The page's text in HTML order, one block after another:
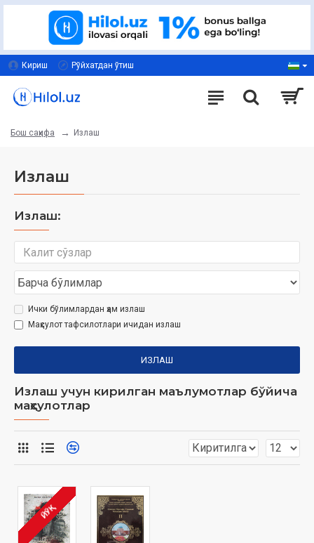
Кириш Рўйхатдан ўтиш
Бош саҳифа Излаш
Излаш
Излаш:
Ички бўлимлардан ҳам излаш
Маҳсулот тафсилотлари ичидан излаш
ИЗЛАШ
Излаш учун кирилган маълумотлар бўйича
маҳсулотлар
ЙЎҚ